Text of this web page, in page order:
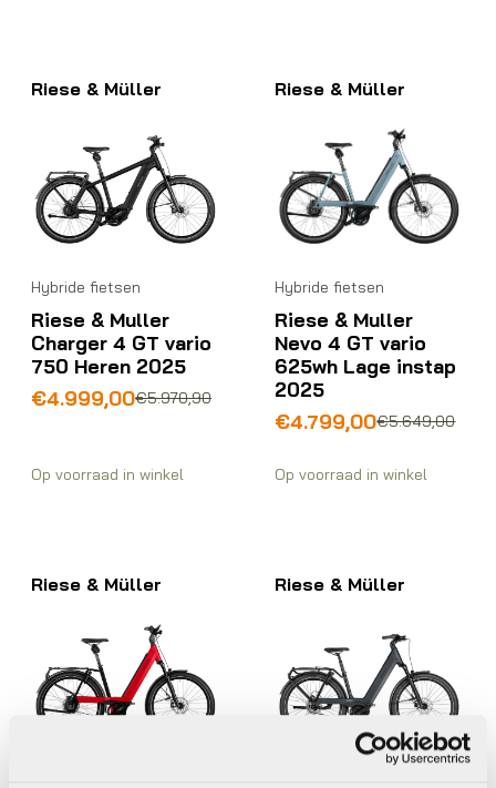
Riese & Müller
Hybride fietsen
Riese & Muller
Charger 4 GT vario
750 Heren 2025
€5.970,90
Oorspronkelijke
€5.970,90.
€4.999,00
Huidige
€4.999,00.
Op voorraad in winkel
Riese & Müller
Hybride fietsen
Riese & Muller
Nevo 4 GT vario
625wh Lage instap
2025
€5.649,00
Oorspronkelijke
was:
€5.649,00.
€4.799,00
Huidige
is:
€4.799,00.
Op voorraad in winkel
Riese & Müller Riese & Müller